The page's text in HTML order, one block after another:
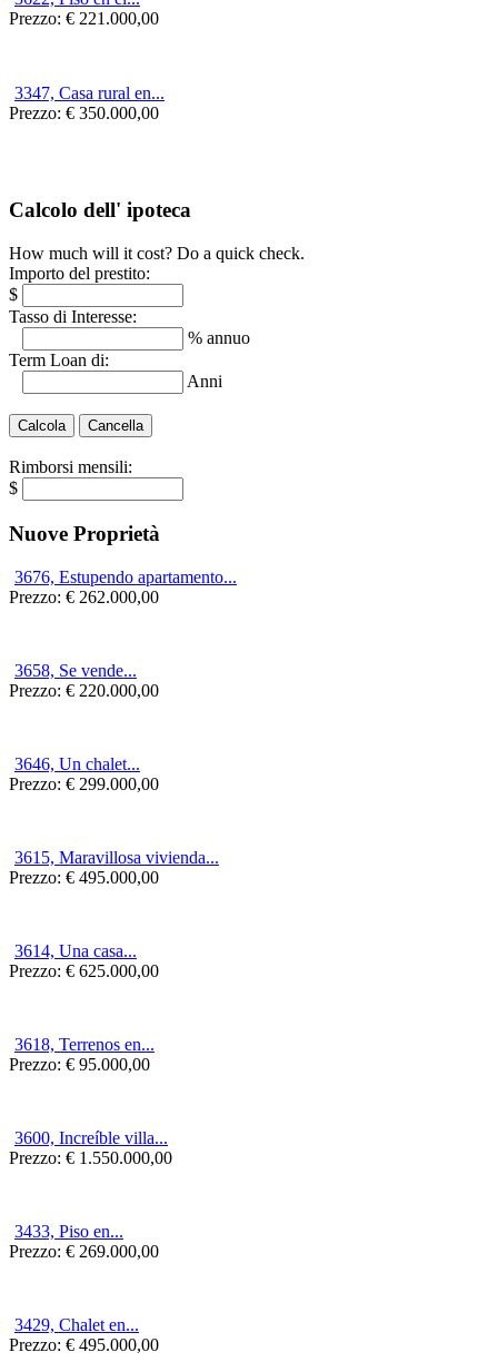
Prezzo: € 221.000,00
3347, Casa rural en...
Prezzo: € 350.000,00
Calcolo dell' ipoteca
How much will it cost? Do a quick check.
Importo del prestito:
$
Tasso di Interesse:
% annuo
Term Loan di:
Anni
Rimborsi mensili:
$
Nuove Proprietà
3676, Estupendo apartamento...
Prezzo: € 262.000,00
3658, Se vende...
Prezzo: € 220.000,00
3646, Un chalet...
Prezzo: € 299.000,00
3615, Maravillosa vivienda...
Prezzo: € 495.000,00
3614, Una casa...
Prezzo: € 625.000,00
3618, Terrenos en...
Prezzo: € 95.000,00
3600, Increíble villa...
Prezzo: € 1.550.000,00
3433, Piso en...
Prezzo: € 269.000,00
3429, Chalet en...
Prezzo: € 495.000,00